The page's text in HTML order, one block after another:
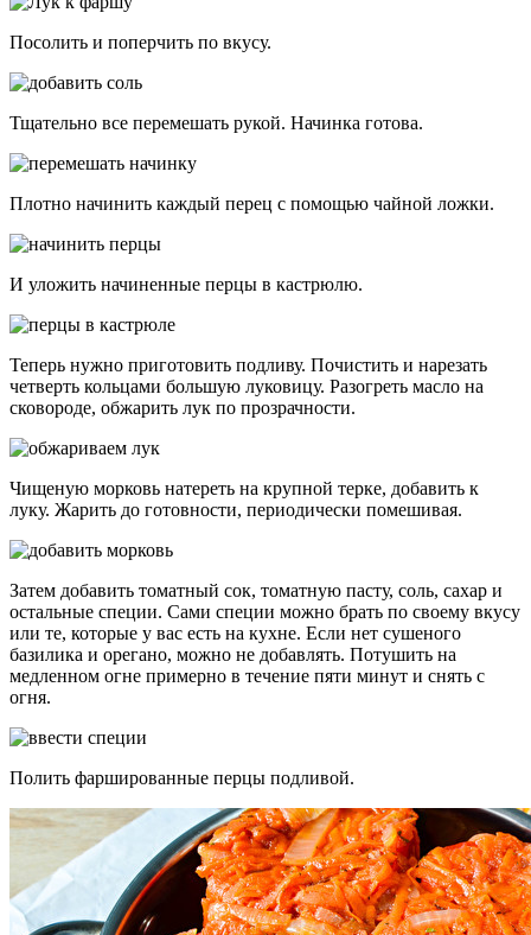
Посолить и поперчить по вкусу.
Тщательно все перемешать рукой. Начинка готова.
Плотно начинить каждый перец с помощью чайной ложки.
И уложить начиненные перцы в кастрюлю.
Теперь нужно приготовить подливу. Почистить и нарезать
четверть кольцами большую луковицу. Разогреть масло на
сковороде, обжарить лук по прозрачности.
Чищеную морковь натереть на крупной терке, добавить к
луку. Жарить до готовности, периодически помешивая.
Затем добавить томатный сок, томатную пасту, соль, сахар и
остальные специи. Сами специи можно брать по своему вкусу
или те, которые у вас есть на кухне. Если нет сушеного
базилика и орегано, можно не добавлять. Потушить на
медленном огне примерно в течение пяти минут и снять с
огня.
Полить фаршированные перцы подливой.